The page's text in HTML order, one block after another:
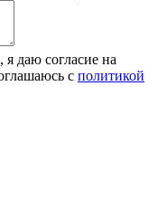
даю согласие на
c политикой